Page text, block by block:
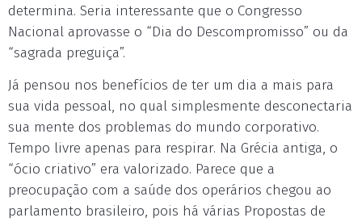
determina. Seria interessante que o Congresso
Nacional aprovasse o “Dia do Descompromisso” ou da
“sagrada preguiça”.
Já pensou nos benefícios de ter um dia a mais para
sua vida pessoal, no qual simplesmente desconectaria
sua mente dos problemas do mundo corporativo.
Tempo livre apenas para respirar. Na Grécia antiga, o
“ócio criativo” era valorizado. Parece que a
preocupação com a saúde dos operários chegou ao
parlamento brasileiro, pois há várias Propostas de